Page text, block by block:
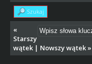
Szukaj
«
Starszy
wątek| Nowszy wątek»